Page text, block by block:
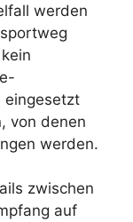
werden
eingesetzt
von denen
werden.
zwischen
auf